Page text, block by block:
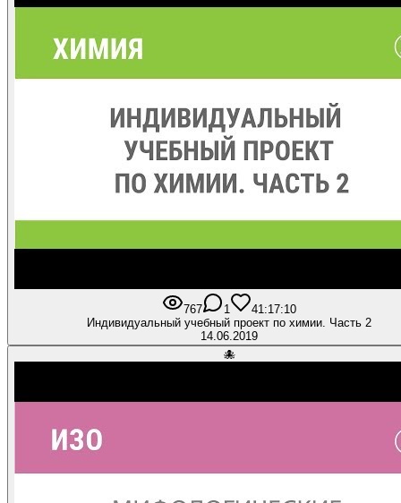
767 1 41:17:10
Индивидуальный учебный проект по химии. Часть 2
14.06.2019
🐙